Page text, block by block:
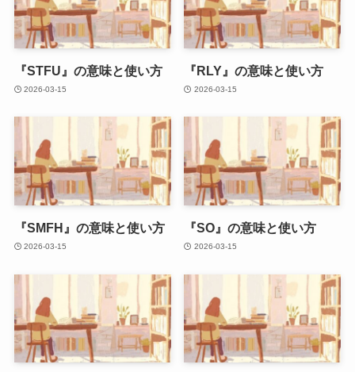
『STFU』の意味と使い方
2026-03-15
『RLY』の意味と使い方
2026-03-15
『SMFH』の意味と使い方
2026-03-15
『SO』の意味と使い方
2026-03-15